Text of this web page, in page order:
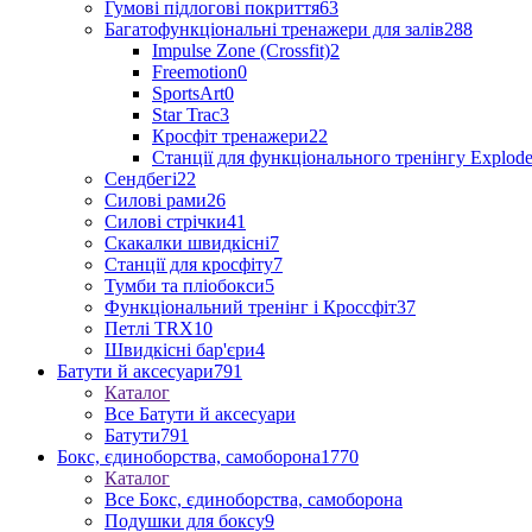
Гумові підлогові покриття63
Багатофункціональні тренажери для залів288
Impulse Zone (Crossfit)2
Freemotion0
SportsArt0
Star Trac3
Кросфіт тренажери22
Станції для функціонального тренінгу Explode
Сендбегі22
Силові рами26
Силові стрічки41
Скакалки швидкісні7
Станції для кросфіту7
Тумби та пліобокси5
Функціональний тренінг і Кроссфіт37
Петлі TRX10
Швидкісні бар'єри4
Батути й аксесуари791
Каталог
Все Батути й аксесуари
Батути791
Бокс, єдиноборства, самоборона1770
Каталог
Все Бокс, єдиноборства, самоборона
Подушки для боксу9